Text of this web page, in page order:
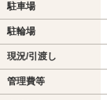
駐車場
駐輪場
現況/引渡し
管理費等